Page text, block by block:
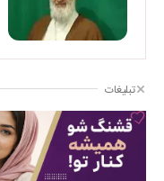
تبلیغات